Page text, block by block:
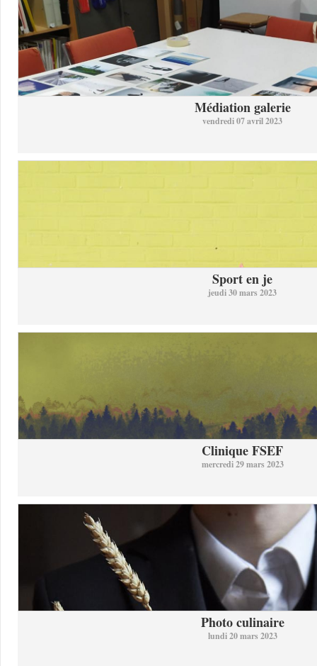
Médiation galerie
vendredi 07 avril 2023
Sport en je
jeudi 30 mars 2023
Clinique FSEF
mercredi 29 mars 2023
Photo culinaire
lundi 20 mars 2023